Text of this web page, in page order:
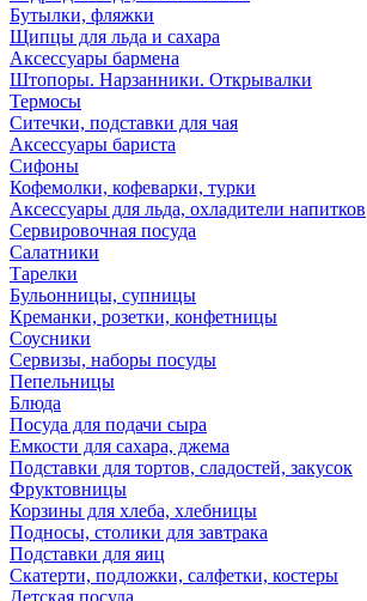
Бутылки, фляжки
Щипцы для льда и сахара
Аксессуары бармена
Штопоры. Нарзанники. Открывалки
Термосы
Ситечки, подставки для чая
Аксессуары бариста
Сифоны
Кофемолки, кофеварки, турки
Аксессуары для льда, охладители напитков
Сервировочная посуда
Салатники
Тарелки
Бульонницы, супницы
Креманки, розетки, конфетницы
Соусники
Сервизы, наборы посуды
Пепельницы
Блюда
Посуда для подачи сыра
Емкости для сахара, джема
Подставки для тортов, сладостей, закусок
Фруктовницы
Корзины для хлеба, хлебницы
Подносы, столики для завтрака
Подставки для яиц
Скатерти, подложки, салфетки, костеры
Детская посуда